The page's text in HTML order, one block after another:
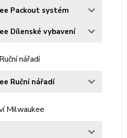
Packout systém
Dílenské vybavení
nářadí
Ruční nářadí
Milwaukee